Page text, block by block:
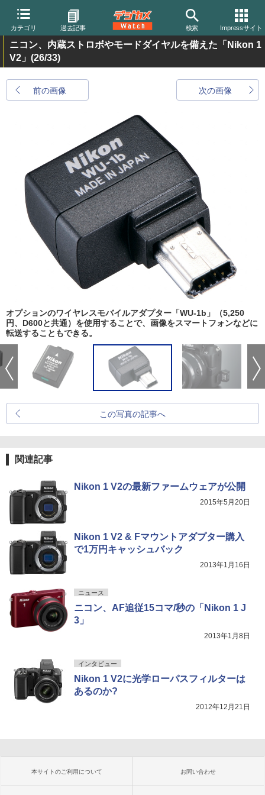
カテゴリ 過去記事 検索 Impressサイト
ニコン、内蔵ストロボやモードダイヤルを備えた「Nikon 1
V2」 (26/33)
前の画像 次の画像
オプションのワイヤレスモバイルアダプター「WU-1b」（5,250
円、D600と共通）を使用することで、画像をスマートフォンなどに
転送することもできる。
この写真の記事へ
関連記事
Nikon 1 V2の最新ファームウェアが公開
2015年5月20日
Nikon 1 V2 & Fマウントアダプター購入
で1万円キャッシュバック
2013年1月16日
ニュース
ニコン、AF追従15コマ/秒の「Nikon 1 J
3」
2013年1月8日
インタビュー
Nikon 1 V2に光学ローパスフィルターは
あるのか?
2012年12月21日
本サイトのご利用について お問い合わせ